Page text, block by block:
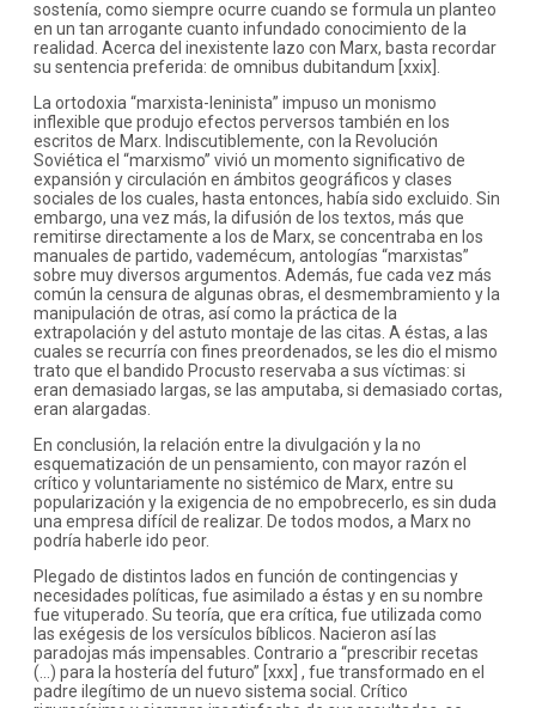
sostenía, como siempre ocurre cuando se formula un planteo
en un tan arrogante cuanto infundado conocimiento de la
realidad. Acerca del inexistente lazo con Marx, basta recordar
su sentencia preferida: de omnibus dubitandum [xxix].
La ortodoxia “marxista-leninista” impuso un monismo
inflexible que produjo efectos perversos también en los
escritos de Marx. Indiscutiblemente, con la Revolución
Soviética el “marxismo” vivió un momento significativo de
expansión y circulación en ámbitos geográficos y clases
sociales de los cuales, hasta entonces, había sido excluido. Sin
embargo, una vez más, la difusión de los textos, más que
remitirse directamente a los de Marx, se concentraba en los
manuales de partido, vademécum, antologías “marxistas”
sobre muy diversos argumentos. Además, fue cada vez más
común la censura de algunas obras, el desmembramiento y la
manipulación de otras, así como la práctica de la
extrapolación y del astuto montaje de las citas. A éstas, a las
cuales se recurría con fines preordenados, se les dio el mismo
trato que el bandido Procusto reservaba a sus víctimas: si
eran demasiado largas, se las amputaba, si demasiado cortas,
eran alargadas.
En conclusión, la relación entre la divulgación y la no
esquematización de un pensamiento, con mayor razón el
crítico y voluntariamente no sistémico de Marx, entre su
popularización y la exigencia de no empobrecerlo, es sin duda
una empresa difícil de realizar. De todos modos, a Marx no
podría haberle ido peor.
Plegado de distintos lados en función de contingencias y
necesidades políticas, fue asimilado a éstas y en su nombre
fue vituperado. Su teoría, que era crítica, fue utilizada como
las exégesis de los versículos bíblicos. Nacieron así las
paradojas más impensables. Contrario a “prescribir recetas
(…) para la hostería del futuro” [xxx] , fue transformado en el
padre ilegítimo de un nuevo sistema social. Crítico